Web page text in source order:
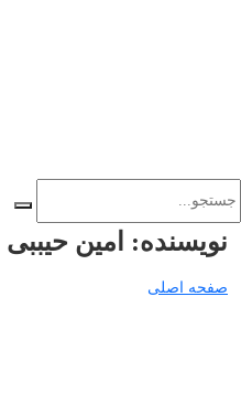
نویسنده: امین حیببی
صفحه اصلی